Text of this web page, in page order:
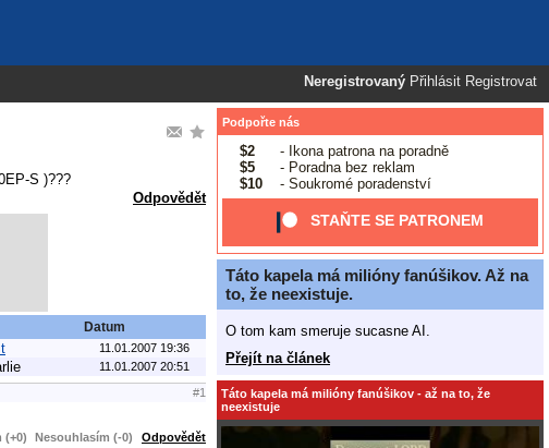
Neregistrovaný Přihlásit Registrovat
S )???
Odpovědět
Datum
11.01.2007 19:36
11.01.2007 20:51
#1
(+0) Nesouhlasím (-0) Odpovědět
Podpořte nás
$2
- Ikona patrona na poradně
$5
- Poradna bez reklam
$10
- Soukromé poradenství
STAŇTE SE PATRONEM
Táto kapela má milióny fanúšikov. Až na
to, že neexistuje.
O tom kam smeruje sucasne AI.
Přejít na článek
Táto kapela má milióny fanúšikov - až na to, že
neexistuje